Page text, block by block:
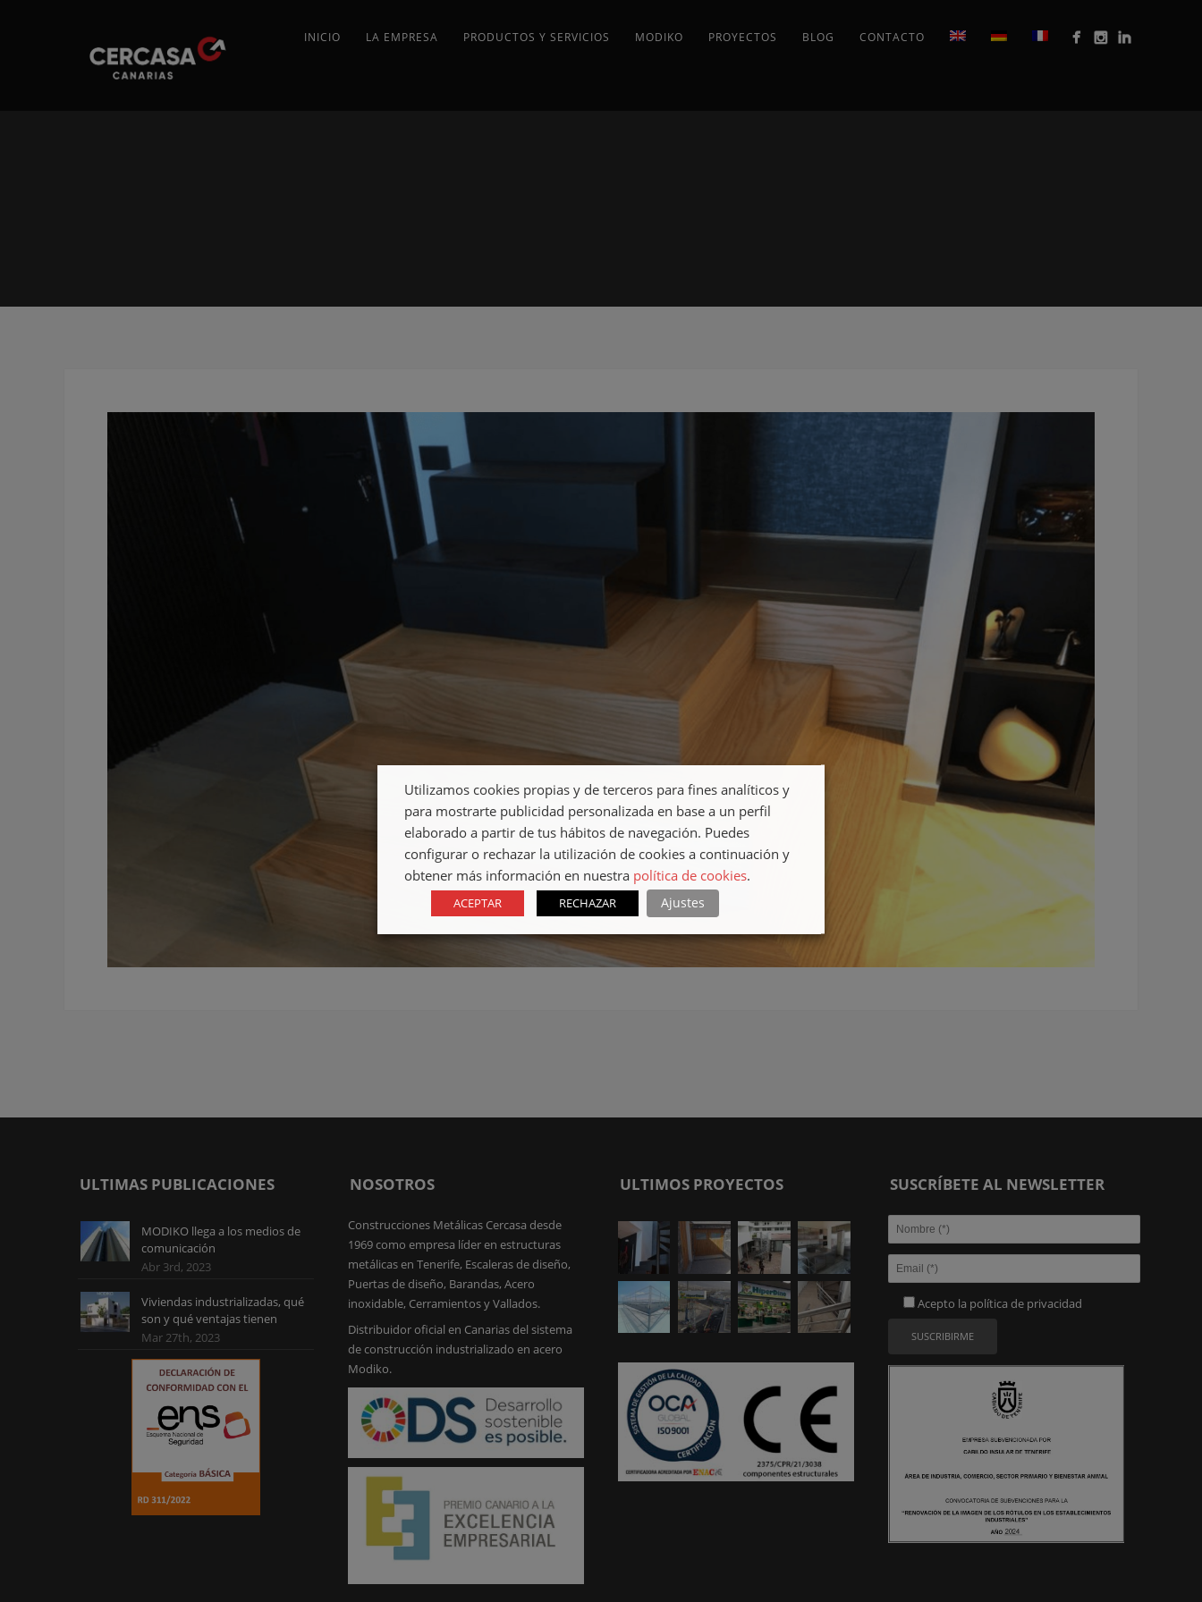
INICIO LA EMPRESA PRODUCTOS Y SERVICIOS MODIKO PROYECTOS BLOG CONTACTO
ULTIMAS PUBLICACIONES
MODIKO llega a los medios de
comunicación
Abr 3rd, 2023
Viviendas industrializadas, qué
son y qué ventajas tienen
Mar 27th, 2023
NOSOTROS
Construcciones Metálicas Cercasa desde
1969 como empresa líder en estructuras
metálicas en Tenerife, Escaleras de diseño,
Puertas de diseño, Barandas, Acero
inoxidable, Cerramientos y Vallados.
Distribuidor oficial en Canarias del sistema
de construcción industrializado en acero
Modiko.
ULTIMOS PROYECTOS SUSCRÍBETE AL NEWSLETTER
Acepto la política de privacidad
Utilizamos cookies propias y de terceros para fines analíticos y
para mostrarte publicidad personalizada en base a un perfil
elaborado a partir de tus hábitos de navegación. Puedes
configurar o rechazar la utilización de cookies a continuación y
obtener más información en nuestra política de cookies.
ACEPTAR RECHAZAR Ajustes